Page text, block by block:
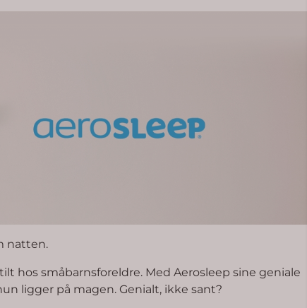
natten.
hos småbarnsforeldre. Med Aerosleep sine geniale
ligger på magen. Genialt, ikke sant?